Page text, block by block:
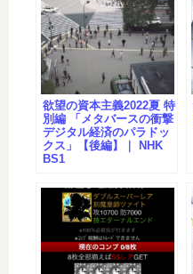
欲望の資本主義2022夏 特
別編 「メタバースの衝撃
デジタル経済のパラドッ
クス」【後編】｜ NHK
BS1